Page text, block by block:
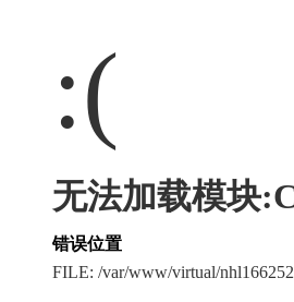
:(
无法加载模块
错误位置
FILE: /var/www/virtual/